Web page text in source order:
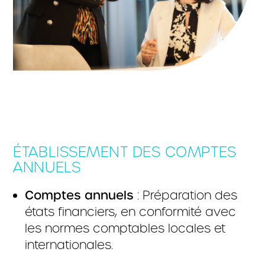
ÉTABLISSEMENT DES COMPTES
ANNUELS
Comptes annuels : Préparation des
états financiers, en conformité avec
les normes comptables locales et
internationales.